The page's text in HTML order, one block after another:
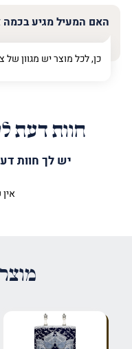
האם המעיל מגיע בכמה
כן, לכל מוצר יש מגוון של
חוות דעת
יש לך חוות
הביקורת שלך*